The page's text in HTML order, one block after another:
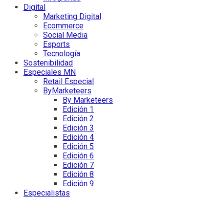
Digital
Marketing Digital
Ecommerce
Social Media
Esports
Tecnología
Sostenibilidad
Especiales MN
Retail Especial
ByMarketeers
By Marketeers
Edición 1
Edición 2
Edición 3
Edición 4
Edición 5
Edición 6
Edición 7
Edición 8
Edición 9
Especialistas